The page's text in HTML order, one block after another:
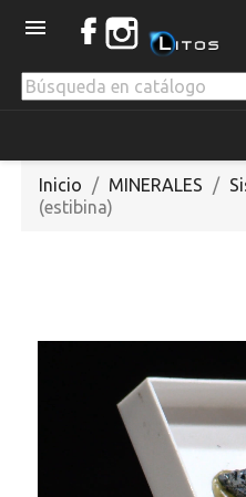

Inicio MINERALES
(estibina)